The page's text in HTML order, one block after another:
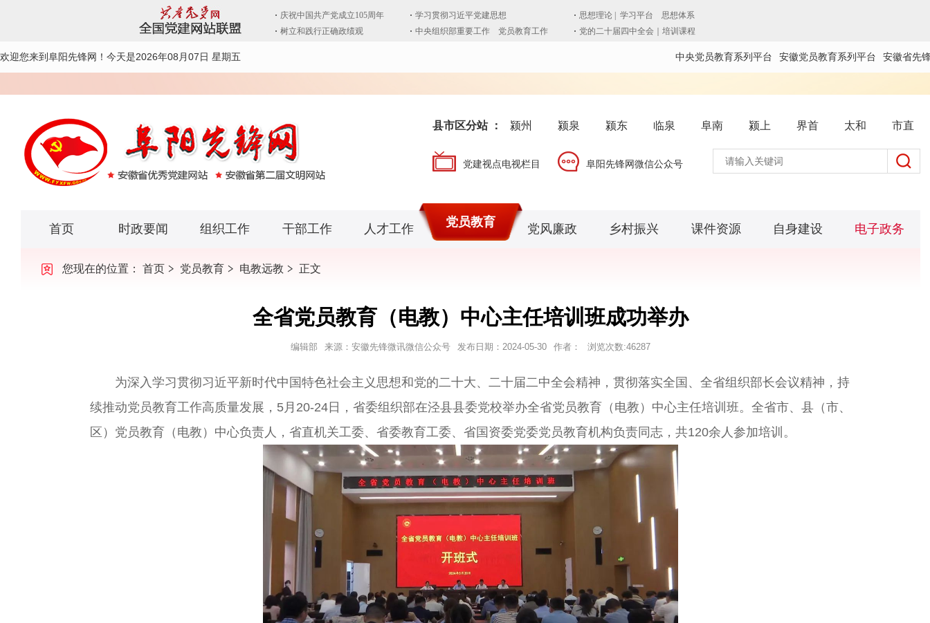
欢迎您来到阜阳先锋网！ 今天是2026年08月07日 星期五 中央党员教育系列平台 安徽党员教育系列平台 安徽省先
县市区分站 ： 颍州 颍泉 颍东 临泉 阜南 颍上 界首 太和 市直
党建视点电视栏目 阜阳先锋网微信公众号
首页 时政要闻 组织工作 干部工作 人才工作 党员教育 党风廉政 乡村振兴 课件资源 自身建设 电子政务
您现在的位置： 首页 党员教育 电教远教 正文
全省党员教育（电教）中心主任培训班成功举办
编辑部 来源：安徽先锋微讯微信公众号 发布日期： 2024-05-30 作者： 浏览次数:46287
为深入学习贯彻习近平新时代中国特色社会主义思想和党的二十大、二十届二中全会精神，贯彻落实全国、全省组织部长会议精神，持
续推动党员教育工作高质量发展，5月20-24日，省委组织部在泾县县委党校举办全省党员教育（电教）中心主任培训班。全省市、县（市、
区）党员教育（电教）中心负责人，省直机关工委、省委教育工委、省国资委党委党员教育机构负责同志，共120余人参加培训。